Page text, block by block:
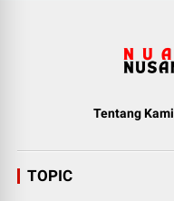
Tentang Kami
TOPIC